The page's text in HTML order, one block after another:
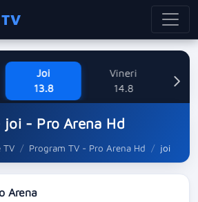
TV
Joi
13.8
Vineri
14.8
- Pro Arena Hd
TV Program TV - Pro Arena Hd joi
Arena